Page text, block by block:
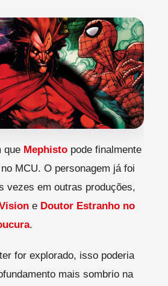
que Mephisto pode finalmente
MCU. O personagem já foi
vezes em outras produções,
e Doutor Estranho no
.
for explorado, isso poderia
mais sombrio na